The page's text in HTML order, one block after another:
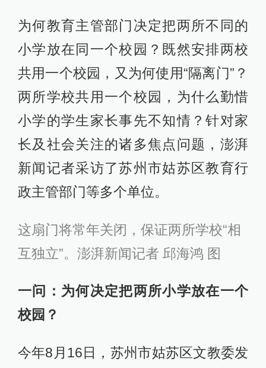
为何教育主管部门决定把两所不同的
小学放在同一个校园？既然安排两校
共用一个校园，又为何使用“隔离门”？
两所学校共用一个校园，为什么勤惜
小学的学生家长事先不知情？针对家
长及社会关注的诸多焦点问题，澎湃
新闻记者采访了苏州市姑苏区教育行
政主管部门等多个单位。
这扇门将常年关闭，保证两所学校“相
互独立”。澎湃新闻记者 邱海鸿 图
一问：为何决定把两所小学放在一个
校园？
今年8月16日，苏州市姑苏区文教委发